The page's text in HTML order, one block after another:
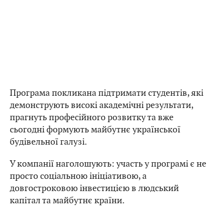
Програма покликана підтримати студентів, які
демонструють високі академічні результати,
прагнуть професійного розвитку та вже
сьогодні формують майбутнє української
будівельної галузі.
У компанії наголошують: участь у програмі є не
просто соціальною ініціативою, а
довгостроковою інвестицією в людський
капітал та майбутнє країни.